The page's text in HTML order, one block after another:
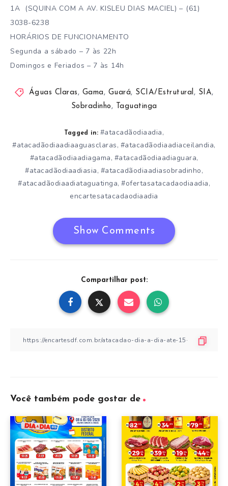
1A​ (SQUINA COM A AV. KISLEU DIAS MACIEL) – (61)
3038-6238
HORÁRIOS DE FUNCIONAMENTO
Segunda a sábado – 7 às 22h
Domingos e Feriados – 7 às 14h
Águas Claras, Gama, Guará, SCIA/Estrutural, SIA,
Sobradinho, Taguatinga
Tagged in: #atacadãodiaadia,
#atacadãodiaadiaaguasclaras, #atacadãodiaadiaceilandia,
#atacadãodiaadiagama, #atacadãodiaadiaguara,
#atacadãodiaadiasia, #atacadãodiaadiasobradinho,
#atacadãodiaadiataguatinga, #ofertasatacadaodiaadia,
encartesatacadaodiaadia
Show Comments
Compartilhar post:
Você também pode gostar de